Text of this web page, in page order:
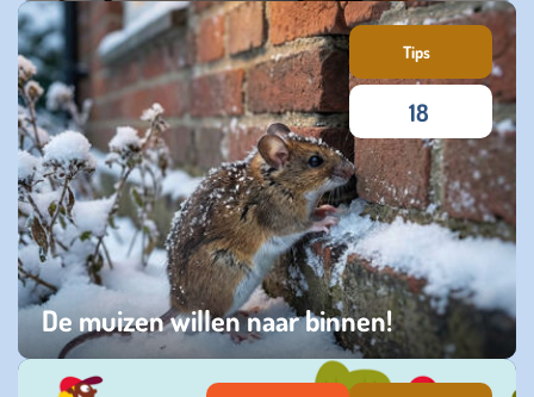
dinsdag 03 maart 2026
De muizen willen naar binnen!
dinsdag 20 januari 2026
Tips
18